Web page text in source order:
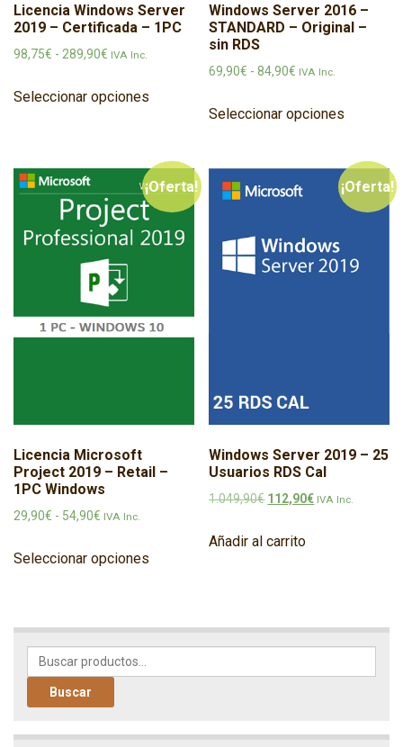
Licencia Windows Server
2019 – Certificada – 1PC
98,75€ - 289,90€ Rango de precios: desde 98,75€ hasta 289,90€
IVA Inc.
Seleccionar opciones
Este producto tiene múltiples
Windows Server 2016 –
STANDARD – Original –
sin RDS
69,90€ - 84,90€ Rango de precios:
IVA Inc.
Seleccionar opciones
¡Oferta!
Licencia Microsoft
Project 2019 – Retail –
1PC Windows
29,90€ - 54,90€ Rango de precios: desde 29,90€ hasta 54,90€
IVA Inc.
Seleccionar opciones
Este producto tiene múltiples
¡Oferta!
Windows Server 2019 – 25
Usuarios RDS Cal
1.049,90€ El precio original era:
112,90€El precio actual
IVA Inc.
Añadir al carrito
Buscar por:
Buscar